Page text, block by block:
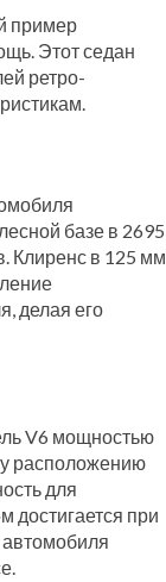
пример
Этот седан
ретро-
базе в 2695
Клиренс в 125 мм
делая его
V6 мощностью
расположению
для
достигается при
автомобиля